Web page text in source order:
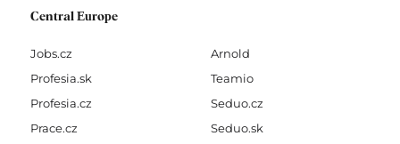
Central Europe
Jobs.cz
Profesia.sk
Profesia.cz
Prace.cz
Arnold
Teamio
Seduo.cz
Seduo.sk